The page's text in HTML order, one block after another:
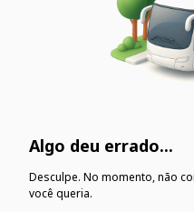
Algo deu errado...
Desculpe. No momento, não
você queria.